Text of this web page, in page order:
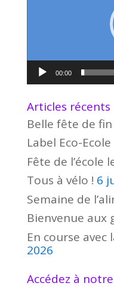
00:00
Articles récents
Belle fête de fin
Label Eco-
Fête de l’école
Tous à vélo ! 6
Semaine de
Bienvenue aux
En course avec
2026
Accédez à